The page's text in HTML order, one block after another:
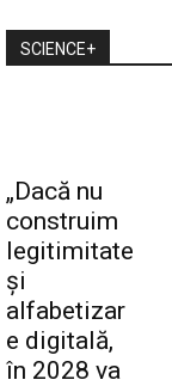
SCIENCE+
„Dacă nu
construim
legitimitate
și
alfabetizar
e digitală,
în 2028 va